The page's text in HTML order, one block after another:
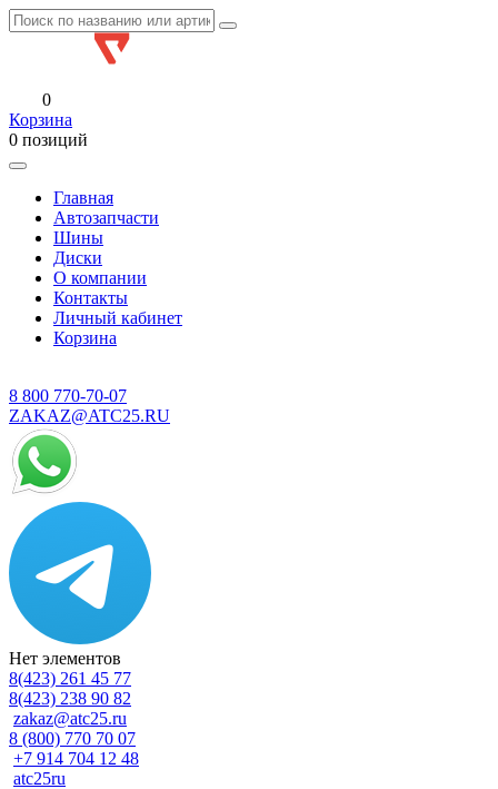
0
Корзина
0 позиций
Главная
Автозапчасти
Шины
Диски
О компании
Контакты
Личный кабинет
Корзина
8 800 770-70-07
ZAKAZ@ATC25.RU
Нет элементов
8(423) 261 45 77
8(423) 238 90 82
zakaz@atc25.ru
8 (800) 770 70 07
+7 914 704 12 48
atc25ru